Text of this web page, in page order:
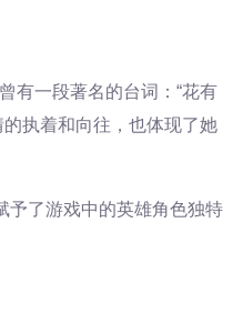
有一段著名的台词：“花有
执着和向往，也体现了她
予了游戏中的英雄角色独特